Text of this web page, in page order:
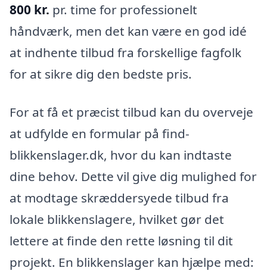
800 kr. pr. time for professionelt
håndværk, men det kan være en god idé
at indhente tilbud fra forskellige fagfolk
for at sikre dig den bedste pris.
For at få et præcist tilbud kan du overveje
at udfylde en formular på find-
blikkenslager.dk, hvor du kan indtaste
dine behov. Dette vil give dig mulighed for
at modtage skræddersyede tilbud fra
lokale blikkenslagere, hvilket gør det
lettere at finde den rette løsning til dit
projekt. En blikkenslager kan hjælpe med: